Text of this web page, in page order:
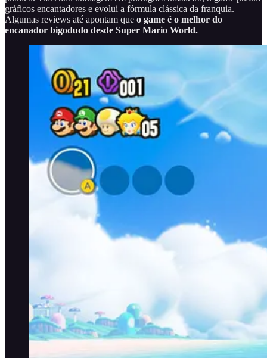
gráficos encantadores e evolui a fórmula clássica da franquia.
Algumas reviews até apontam que o game é o melhor do
encanador bigodudo desde Super Mario World.